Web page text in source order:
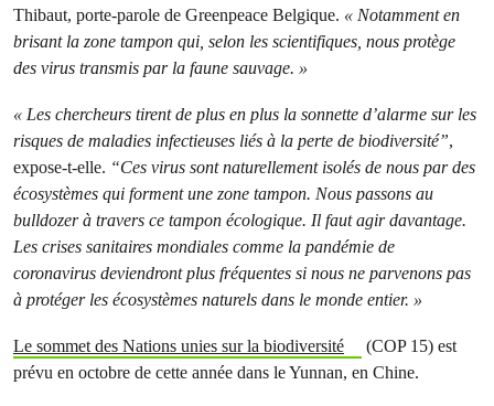
Thibaut, porte-parole de Greenpeace Belgique. « Notamment en
brisant la zone tampon qui, selon les scientifiques, nous protège
des virus transmis par la faune sauvage. »
« Les chercheurs tirent de plus en plus la sonnette d’alarme sur les
risques de maladies infectieuses liés à la perte de biodiversité”,
expose-t-elle. “Ces virus sont naturellement isolés de nous par des
écosystèmes qui forment une zone tampon. Nous passons au
bulldozer à travers ce tampon écologique. Il faut agir davantage.
Les crises sanitaires mondiales comme la pandémie de
coronavirus deviendront plus fréquentes si nous ne parvenons pas
à protéger les écosystèmes naturels dans le monde entier. »
Le sommet des Nations unies sur la biodiversité
(COP 15) est
prévu en octobre de cette année dans le Yunnan, en Chine.